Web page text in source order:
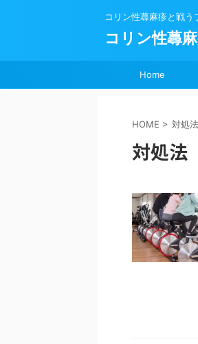
コリン性蕁麻疹と戦う
コリン性蕁
Home
HOME > 対処法
対処法